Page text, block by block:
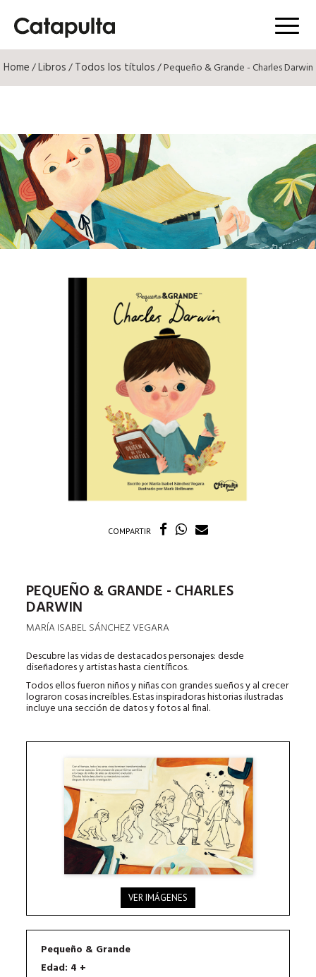
Menú
Home/Libros/Todos los títulos/ Pequeño & Grande - Charles Darwin
COMPARTIR
PEQUEÑO & GRANDE - CHARLES
DARWIN
MARÍA ISABEL SÁNCHEZ VEGARA
Descubre las vidas de destacados personajes: desde
diseñadores y artistas hasta científicos.
Todos ellos fueron niños y niñas con grandes sueños y al crecer
lograron cosas increíbles. Estas inspiradoras historias ilustradas
incluye una sección de datos y fotos al final.
VER IMÁGENES
Pequeño & Grande
Edad: 4 +